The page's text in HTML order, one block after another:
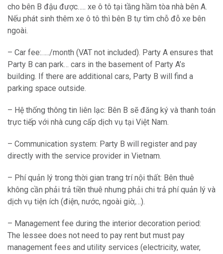
cho bên B đậu được….. xe ô tô tại tầng hầm tòa nhà bên A.
Nếu phát sinh thêm xe ô tô thì bên B tự tìm chỗ đỗ xe bên
ngoài.
– Car fee:…../month (VAT not included). Party A ensures that
Party B can park… cars in the basement of Party A’s
building. If there are additional cars, Party B will find a
parking space outside.
– Hệ thống thông tin liên lạc: Bên B sẽ đăng ký và thanh toán
trực tiếp với nhà cung cấp dịch vụ tại Việt Nam.
– Communication system: Party B will register and pay
directly with the service provider in Vietnam.
– Phí quản lý trong thời gian trang trí nội thất: Bên thuê
không cần phải trả tiền thuê nhưng phải chi trả phí quản lý và
dịch vụ tiện ích (điện, nước, ngoài giờ,…).
– Management fee during the interior decoration period:
The lessee does not need to pay rent but must pay
management fees and utility services (electricity, water,